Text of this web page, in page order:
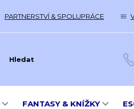
PARTNERSTVÍ & SPOLUPRÁCE
Hledat
FANTASY & KNÍŽKY